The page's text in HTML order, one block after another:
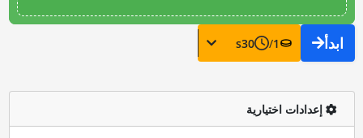
ابدأ 1
/
30
s
إعدادات اختيارية